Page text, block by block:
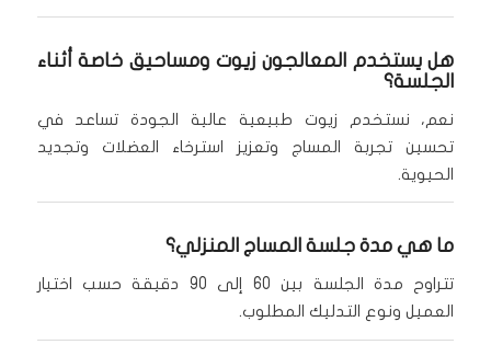
هل يستخدم المعالجون زيوت ومساحيق خاصة أثناء
الجلسة؟
نعم، نستخدم زيوت طبيعية عالية الجودة تساعد في
تحسين تجربة المساج وتعزيز استرخاء العضلات وتجديد
الحيوية.
ما هي مدة جلسة المساج المنزلي؟
تتراوح مدة الجلسة بين 60 إلى 90 دقيقة حسب اختيار
العميل ونوع التدليك المطلوب.